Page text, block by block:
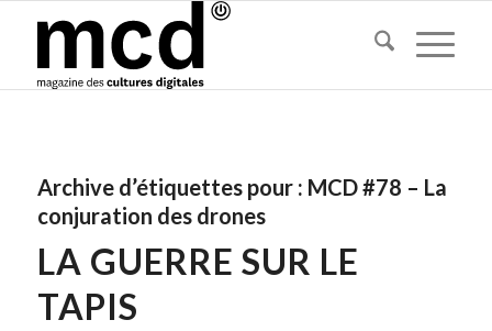
Archive d’étiquettes pour : MCD #78 – La
conjuration des drones
LA GUERRE SUR LE
TAPIS